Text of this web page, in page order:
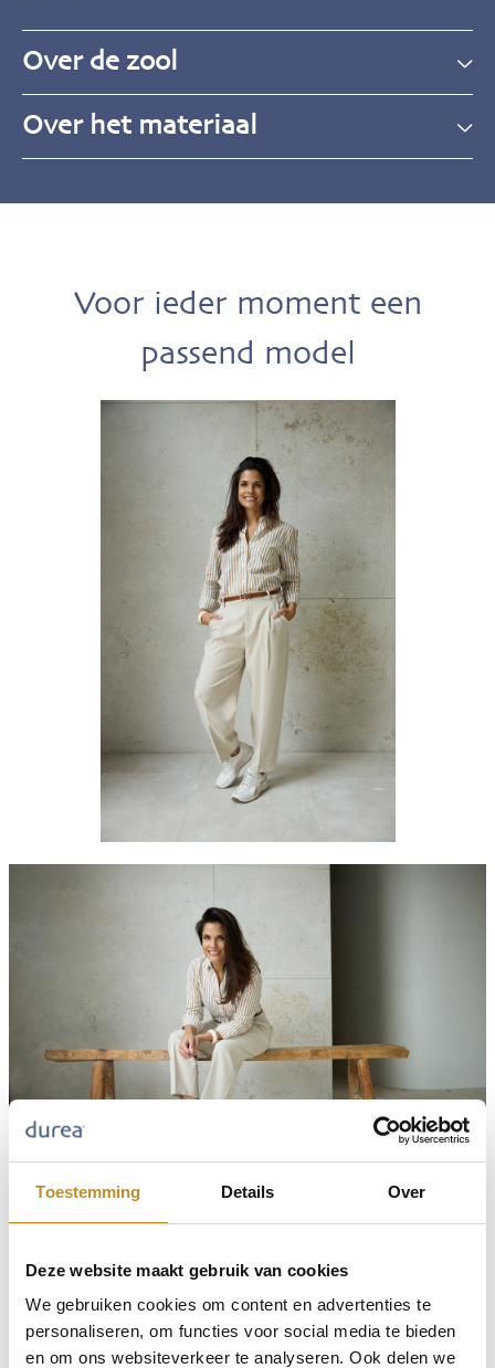
Toestemming Details Over
Deze website maakt gebruik van cookies
We gebruiken cookies om content en advertenties te
personaliseren, om functies voor social media te bieden
en om ons websiteverkeer te analyseren. Ook delen we
Over de zool
Over het materiaal
Voor ieder moment een
passend model